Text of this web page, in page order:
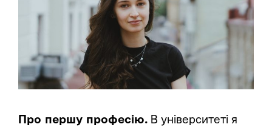
Про першу професію. В університеті я